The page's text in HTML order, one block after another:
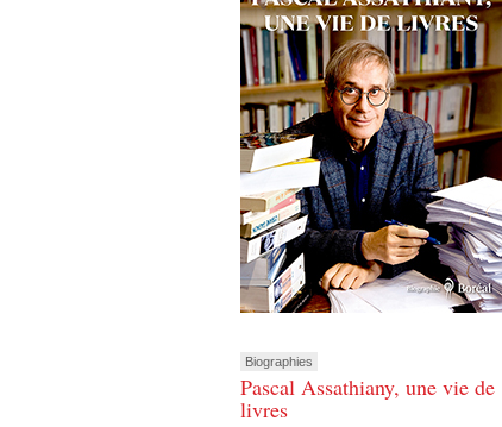
Biographies
Pascal Assathiany, une vie de
livres